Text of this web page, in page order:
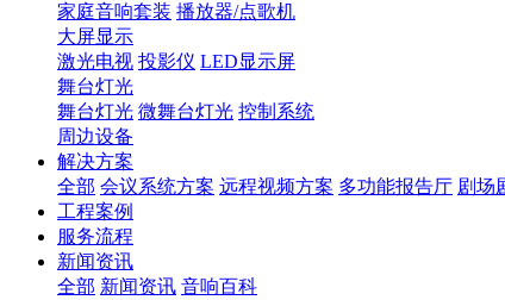
家庭音响套装 播放器/点歌机
大屏显示
激光电视 投影仪 LED显示屏
舞台灯光
舞台灯光 微舞台灯光 控制系统
周边设备
解决方案
全部 会议系统方案 远程视频方案 多功能报告厅 剧场
工程案例
服务流程
新闻资讯
全部 新闻资讯 音响百科